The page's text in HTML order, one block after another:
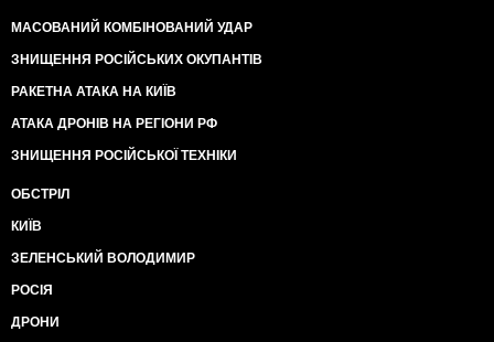
МАСОВАНИЙ КОМБІНОВАНИЙ УДАР
ЗНИЩЕННЯ РОСІЙСЬКИХ ОКУПАНТІВ
РАКЕТНА АТАКА НА КИЇВ
АТАКА ДРОНІВ НА РЕГІОНИ РФ
ЗНИЩЕННЯ РОСІЙСЬКОЇ ТЕХНІКИ
ОБСТРІЛ
КИЇВ
ЗЕЛЕНСЬКИЙ ВОЛОДИМИР
РОСІЯ
ДРОНИ